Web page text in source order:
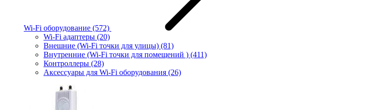
Wi-Fi оборудование (572)
Wi-Fi адаптеры (20)
Внешние (Wi-Fi точки для улицы) (81)
Внутренние (Wi-Fi точки для помещений ) (411)
Контроллеры (28)
Аксессуары для Wi-Fi оборудования (26)